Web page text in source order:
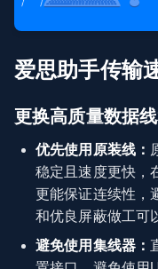
爱思助手传输
更换高质量数据
优先使用原装线：
稳定且速度更快，
更能保证连续性，
和优良屏蔽做工可
避免使用集线器：